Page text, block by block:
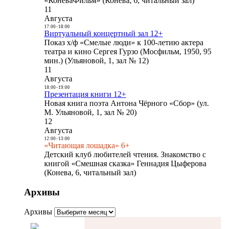
11
Августа
17:00- 18:00
Виртуальный концертный зал 12+
Показ х/ф «Смелые люди» к 100-летию актера
театра и кино Сергея Гурзо (Мосфильм, 1950, 95
мин.) (Ульяновой, 1, зал № 12)
11
Августа
18:00- 19:00
Презентация книги 12+
Новая книга поэта Антона Чёрного «Сбор» (ул.
М. Ульяновой, 1, зал № 20)
12
Августа
12:00- 13:00
«Читающая лошадка» 6+
Детский клуб любителей чтения. Знакомство с
книгой «Смешная сказка» Геннадия Цыферова
(Конева, 6, читальный зал)
Архивы
Архивы